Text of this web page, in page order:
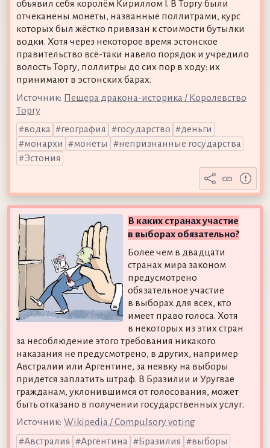
объявил себя королём Кириллом I. В Торгу были
отчеканены монеты, названные поллитрами, курс
которых был жёстко привязан к стоимости бутылки
водки. Хотя через некоторое время эстонское
правительство всё-таки навело порядок и учредило
волость Торгу, поллитры до сих пор в ходу: их
принимают в эстонских барах.
Источник: Пещера дракона-историка / Королевство
Торгу
водка
география государство
деньги
монархи
монеты
непризнанные государства
Эстония
В каких странах участие
в выборах обязательно?
Более чем в двадцати
странах мира законом
предусмотрено
обязательное участие
в выборах для всех, кто
имеет право голоса. Хотя
в некоторых из этих стран
за несоблюдение этого требования никакого
наказания не предусмотрено, в других, например
Австралии или Аргентине, за неявку на выборы
придётся заплатить штраф. В Бразилии и Уругвае
гражданам, уклонившимся от голосования, может
быть отказано в получении государственных услуг.
Источник: Wikipedia / Compulsory voting
Австралия
Аргентина Бразилия
выборы